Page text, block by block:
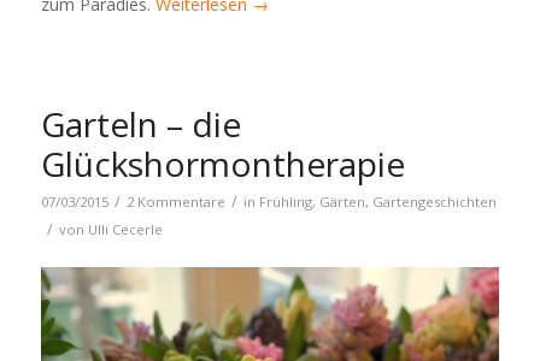
zum Paradies. Weiterlesen →
Garteln – die
Glückshormontherapie
07/03/2015 / 2 Kommentare / in Frühling, Gärten, Gartengeschichten
/ von Ulli Cecerle